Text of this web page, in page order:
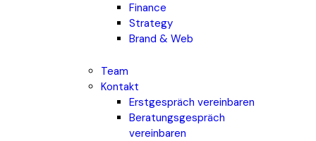
Finance
Strategy
Brand & Web
Team
Kontakt
Erstgespräch vereinbaren
Beratungsgespräch
vereinbaren